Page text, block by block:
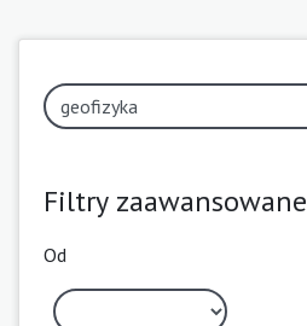
Filtry zaawansowane
Od